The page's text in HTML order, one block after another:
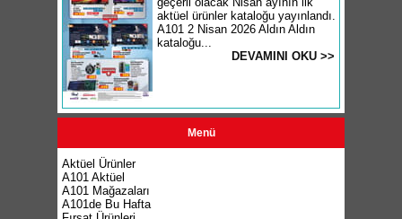
aktüel ürünler kataloğu yayınlandı.
A101 2 Nisan 2026 Aldın Aldın
kataloğu...
DEVAMINI OKU >>
Menü
Aktüel Ürünler
A101 Aktüel
A101 Mağazaları
A101de Bu Hafta